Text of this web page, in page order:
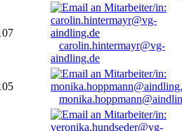
carolin.hintermayr@vg-
aindling.de